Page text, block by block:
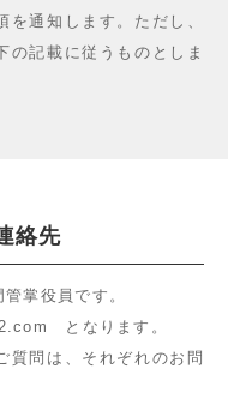
通知します。ただし、
の記載に従うものとしま
絡先
掌役員です。
となります。
質問は、それぞれのお問